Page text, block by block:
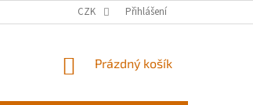
CZK Přihlášení
NÁKUPNÍ
Prázdný košík